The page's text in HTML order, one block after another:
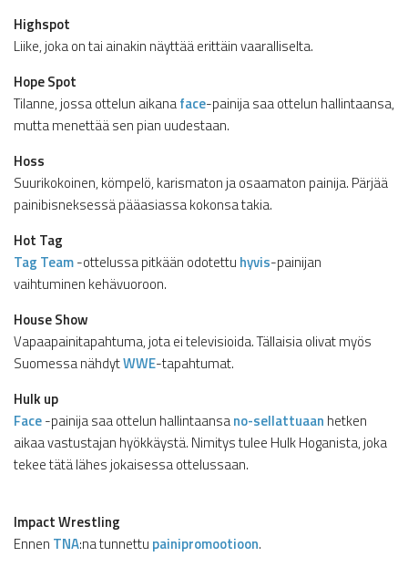
Highspot
Liike, joka on tai ainakin näyttää erittäin vaaralliselta.
Hope Spot
Tilanne, jossa ottelun aikanaface-painija saa ottelun hallintaansa,
mutta menettää sen pian uudestaan.
Hoss
Suurikokoinen, kömpelö, karismaton ja osaamaton painija. Pärjää
painibisneksessä pääasiassa kokonsa takia.
Hot Tag
Tag Team-ottelussa pitkään odotettu hyvis-painijan
vaihtuminen kehävuoroon.
House Show
Vapaapainitapahtuma, jota ei televisioida. Tällaisia olivat myös
Suomessa nähdytWWE-tapahtumat.
Hulk up
Face-painija saa ottelun hallintaansano-sellattuaan hetken
aikaa vastustajan hyökkäystä. Nimitys tulee Hulk Hoganista, joka
tekee tätä lähes jokaisessa ottelussaan.
Impact Wrestling
Ennen TNA:na tunnettu painipromootioon.